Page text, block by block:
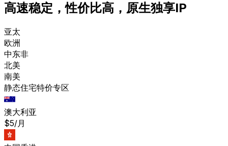
高速稳定，性价比高，原生独享IP
亚太
欧洲
中东非
北美
南美
静态住宅特价专区
澳大利亚
$5/月